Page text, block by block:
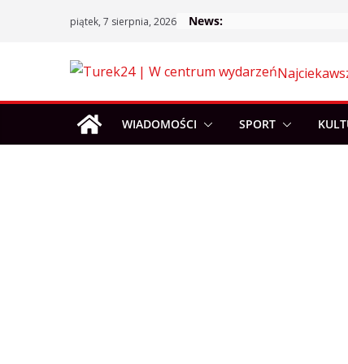
piątek, 7 sierpnia, 2026 News:
WIADOMOŚCI SPORT